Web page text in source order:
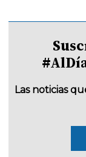
Las noticias